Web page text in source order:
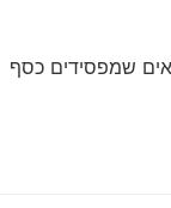
שמפסידים כסף